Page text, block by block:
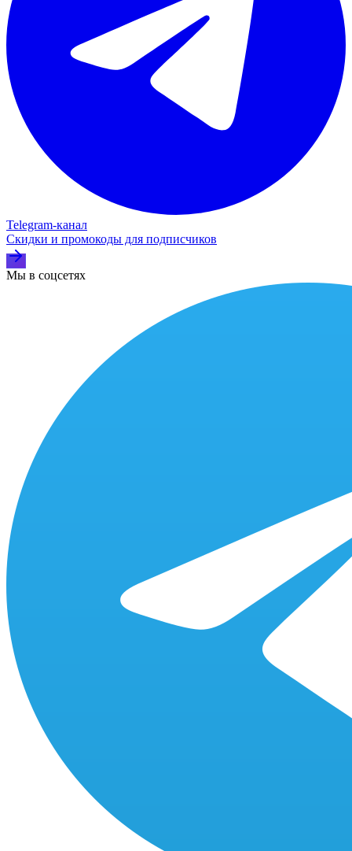
Telegram‑канал
Скидки и промокоды для подписчиков
Мы в соцсетях